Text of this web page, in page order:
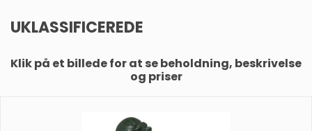
UKLASSIFICEREDE
Klik på et billede for at se beholdning, beskrivelse
og priser